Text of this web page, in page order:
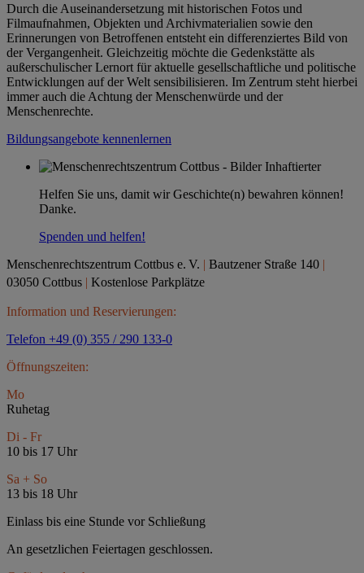
Durch die Auseinandersetzung mit historischen Fotos und
Filmaufnahmen, Objekten und Archivmaterialien sowie den
Erinnerungen von Betroffenen entsteht ein differenziertes Bild von
der Vergangenheit. Gleichzeitig möchte die Gedenkstätte als
außerschulischer Lernort für aktuelle gesellschaftliche und politische
Entwicklungen auf der Welt sensibilisieren. Im Zentrum steht hierbei
immer auch die Achtung der Menschenwürde und der
Menschenrechte.
Bildungsangebote kennenlernen
Helfen Sie uns, damit wir Geschichte(n) bewahren können!
Danke.
Spenden und helfen!
Menschenrechtszentrum Cottbus e. V. | Bautzener Straße 140 |
03050 Cottbus | Kostenlose Parkplätze
Information und Reservierungen:
Telefon +49 (0) 355 / 290 133-0
Öffnungszeiten:
Mo
Ruhetag
Di - Fr
10 bis 17 Uhr
Sa + So
13 bis 18 Uhr
Einlass bis eine Stunde vor Schließung
An gesetzlichen Feiertagen geschlossen.